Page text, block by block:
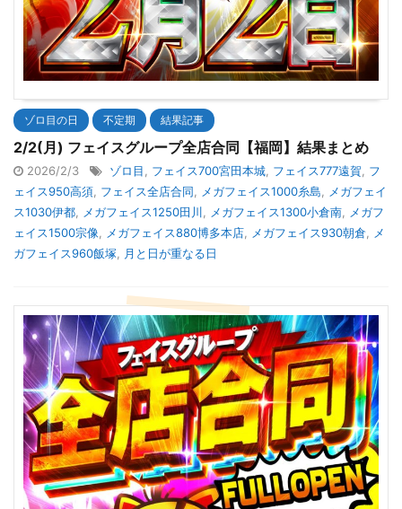
ゾロ目の日 不定期 結果記事
2/2(月) フェイスグループ全店合同【福岡】結果まとめ
2026/2/3 ゾロ目 フェイス700宮田本城 フェイス777遠賀
フ
ェイス950高須 フェイス全店合同 メガフェイス1000糸島
メガフェイ
ス1030伊都
メガフェイス1250田川 メガフェイス1300小倉南
メガフ
ェイス1500宗像
メガフェイス880博多本店 メガフェイス930朝倉
メ
ガフェイス960飯塚
月と日が重なる日